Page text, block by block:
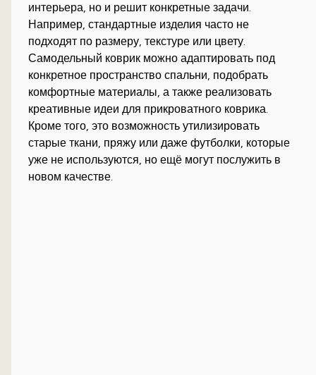
интерьера, но и решит конкретные задачи.
Например, стандартные изделия часто не
подходят по размеру, текстуре или цвету.
Самодельный коврик можно адаптировать под
конкретное пространство спальни, подобрать
комфортные материалы, а также реализовать
креативные идеи для прикроватного коврика.
Кроме того, это возможность утилизировать
старые ткани, пряжу или даже футболки, которые
уже не используются, но ещё могут послужить в
новом качестве.